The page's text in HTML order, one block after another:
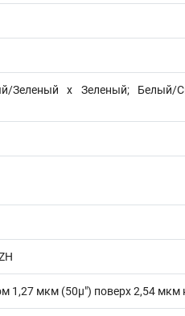
Зеленый х Зеленый; Белый/
1,27 мкм (50µ") поверх 2,54 мкм